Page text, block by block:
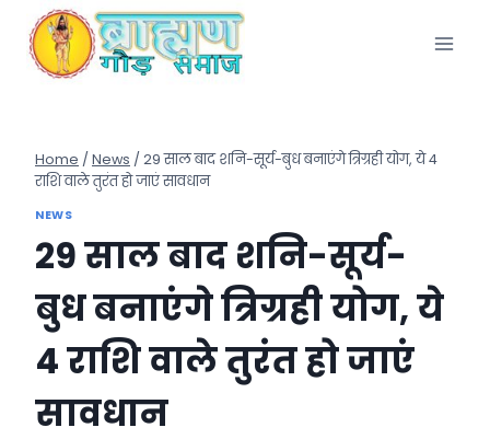
content
Home / News / 29 साल बाद शनि-सूर्य-बुध बनाएंगे त्रिग्रही योग, ये 4
राशि वाले तुरंत हो जाएं सावधान
NEWS
29 साल बाद शनि-सूर्य-
बुध बनाएंगे त्रिग्रही योग, ये
4 राशि वाले तुरंत हो जाएं
सावधान